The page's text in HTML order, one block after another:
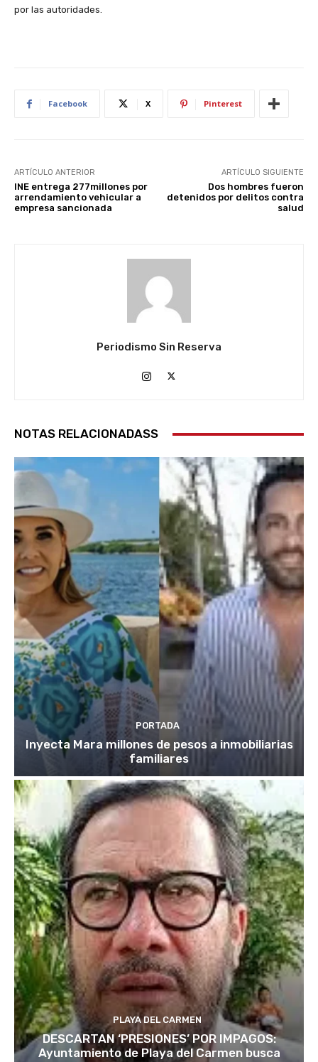
por las autoridades.
Facebook X Pinterest
ARTÍCULO ANTERIOR
INE entrega 277millones por
arrendamiento vehicular a
empresa sancionada
ARTÍCULO SIGUIENTE
Dos hombres fueron
detenidos por delitos contra
salud
Periodismo Sin Reserva
NOTAS RELACIONADASS
PORTADA
Inyecta Mara millones de pesos a inmobiliarias
familiares
PLAYA DEL CARMEN
DESCARTAN ‘PRESIONES’ POR IMPAGOS:
Ayuntamiento de Playa del Carmen busca